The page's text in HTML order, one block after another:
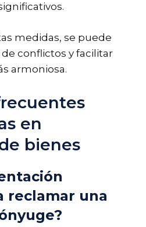
medidas, se puede
conflictos y facilitar
armoniosa.
en
bienes
reclamar una